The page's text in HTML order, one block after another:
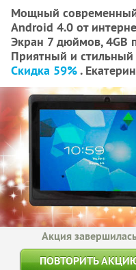
Мощный современный
Android 4.0 от
Экран 7 дюймов, 4GB
Приятный и
Скидка 59%.
Акция
ПОВТОРИТЬ